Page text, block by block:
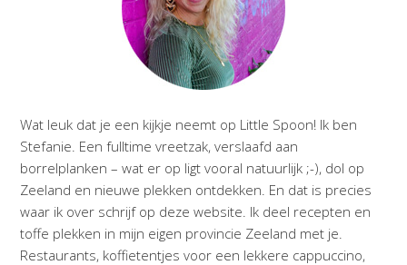
Wat leuk dat je een kijkje neemt op Little Spoon! Ik ben
Stefanie. Een fulltime vreetzak, verslaafd aan
borrelplanken – wat er op ligt vooral natuurlijk ;-), dol op
Zeeland en nieuwe plekken ontdekken. En dat is precies
waar ik over schrijf op deze website. Ik deel recepten en
toffe plekken in mijn eigen provincie Zeeland met je.
Restaurants, koffietentjes voor een lekkere cappuccino,